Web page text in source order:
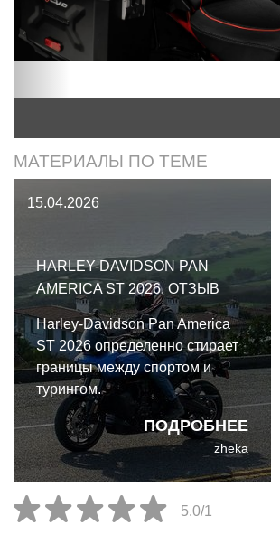
МАТЕРИАЛЫ ПО ТЕМЕ
15.04.2026
HARLEY-DAVIDSON PAN
AMERICA ST 2026. ОТЗЫВ
ПОДРОБНЕЕ
Harley-Davidson Pan America
ST 2026 определенно стирает
границы между спортом и
турингом.
zheka
5.0/1